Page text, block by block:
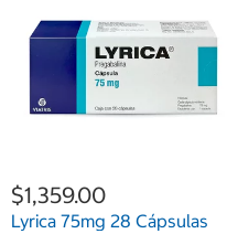
$1,359.00
Lyrica 75mg 28 Cápsulas